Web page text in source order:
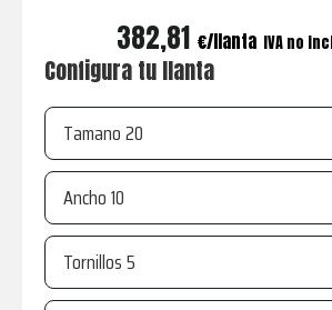
382,81 € IVA no
Configura tu llanta
Tamano
Ancho
Tornillos